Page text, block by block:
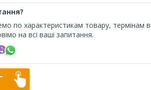
по характеристикам товару, термінам
на всі ваші запитання.